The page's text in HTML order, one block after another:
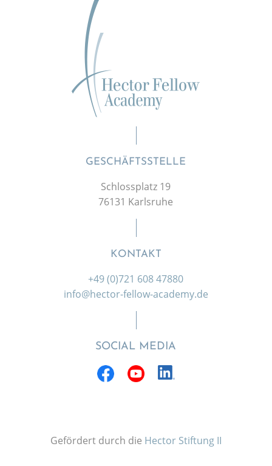
GESCHÄFTSSTELLE
Schlossplatz 19
76131 Karlsruhe
KONTAKT
+49 (0)721 608 47880
info@hector-fellow-academy.de
SOCIAL MEDIA
Gefördert durch die Hector Stiftung II